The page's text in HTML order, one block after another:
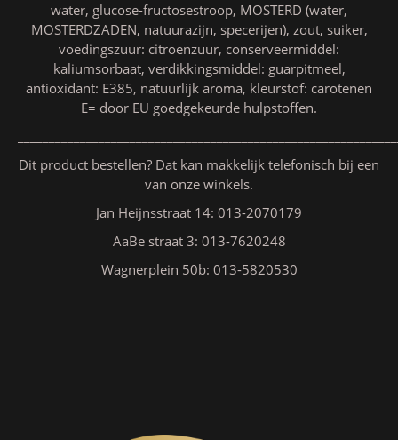
water, glucose-fructosestroop, MOSTERD (water,
MOSTERDZADEN, natuurazijn, specerijen), zout, suiker,
voedingszuur: citroenzuur, conserveermiddel:
kaliumsorbaat, verdikkingsmiddel: guarpitmeel,
antioxidant: E385, natuurlijk aroma, kleurstof: carotenen
E= door EU goedgekeurde hulpstoffen.
Dit product bestellen? Dat kan makkelijk telefonisch bij een
van onze winkels.
Jan Heijnsstraat 14: 013-2070179
AaBe straat 3: 013-7620248
Wagnerplein 50b: 013-5820530